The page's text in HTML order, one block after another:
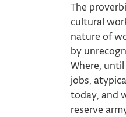
The
cultural
nature of
by
Where,
jobs,
today, and
reserve